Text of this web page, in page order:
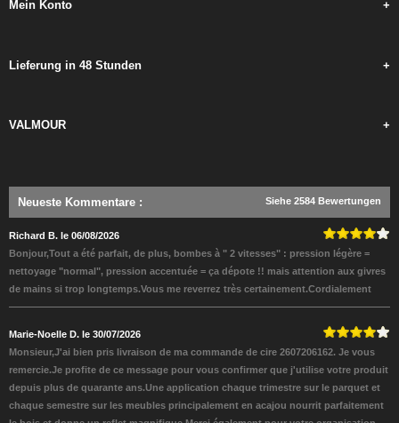
Mein Konto +
Lieferung in 48 Stunden +
VALMOUR +
Neueste Kommentare : Siehe 2584 Bewertungen
Richard B. le 06/08/2026
Bonjour,Tout a été parfait, de plus, bombes à " 2 vitesses" : pression légère =
nettoyage "normal", pression accentuée = ça dépote !! mais attention aux givres
de mains si trop longtemps.Vous me reverrez très certainement.Cordialement
Marie-Noelle D. le 30/07/2026
Monsieur,J'ai bien pris livraison de ma commande de cire 2607206162. Je vous
remercie.Je profite de ce message pour vous confirmer que j'utilise votre produit
depuis plus de quarante ans.Une application chaque trimestre sur le parquet et
chaque semestre sur les meubles principalement en acajou nourrit parfaitement